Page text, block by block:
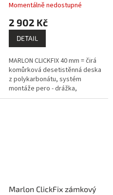
Momentálně nedostupné
2 902 Kč
DETAIL
MARLON CLICKFIX 40 mm = čirá
komůrková desetistěnná deska
z polykarbonátu, systém
montáže pero - drážka,
prémiový výrobce BRETT
Marlon ClickFix zámkový